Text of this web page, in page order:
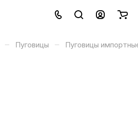
– Пуговицы – Пуговицы